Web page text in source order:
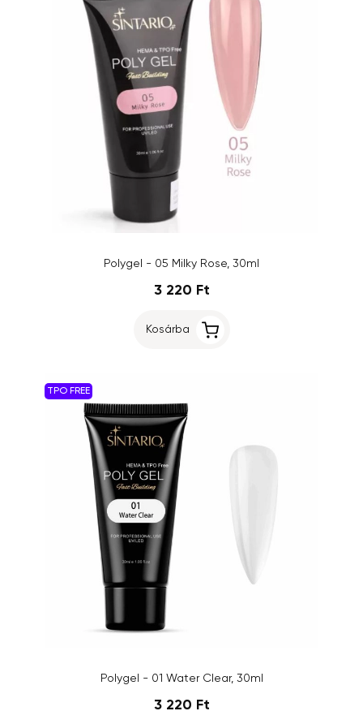
Polygel - 05 Milky Rose, 30ml
3 220 Ft
Kosárba
TPO FREE
Polygel - 01 Water Clear, 30ml
3 220 Ft